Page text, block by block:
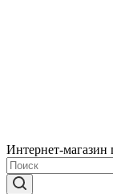
Интернет-магазин